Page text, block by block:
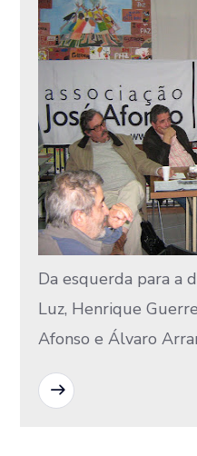
Da esquerda para a
Luz, Henrique
Afonso e Álvaro